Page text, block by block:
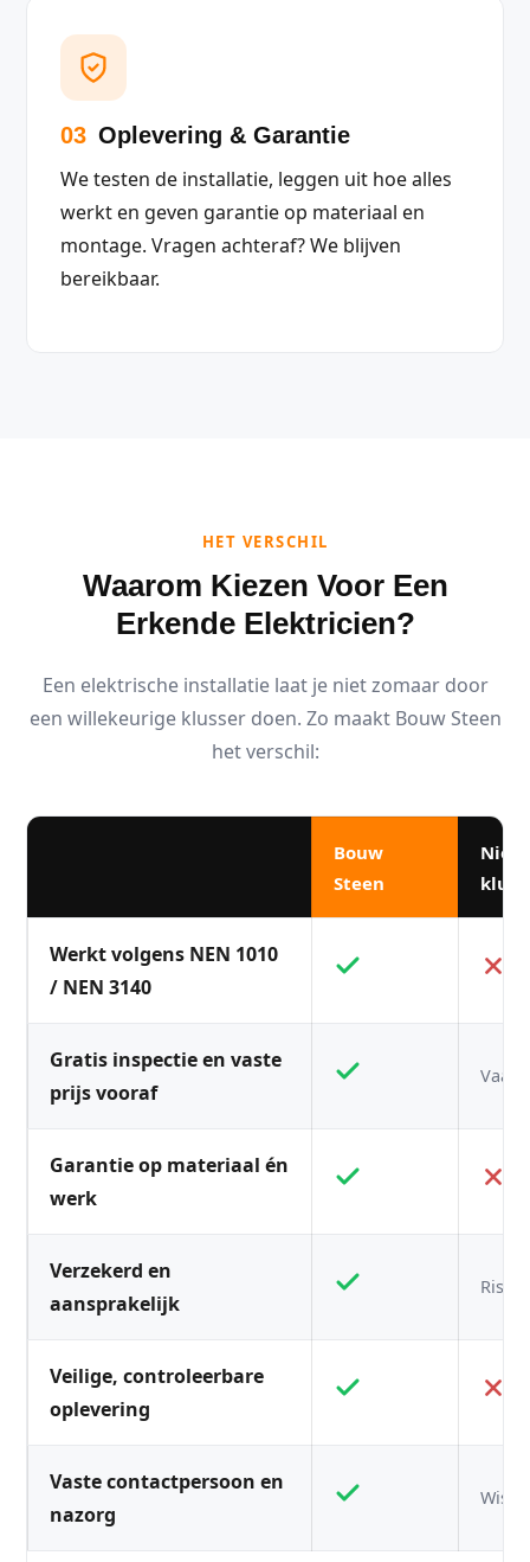
03 Oplevering & Garantie
We testen de installatie, leggen uit hoe alles
werkt en geven garantie op materiaal en
montage. Vragen achteraf? We blijven
bereikbaar.
HET VERSCHIL
Waarom Kiezen Voor Een
Erkende Elektricien?
Een elektrische installatie laat je niet zomaar door
een willekeurige klusser doen. Zo maakt Bouw Steen
het verschil:
Bouw
Steen
Niet-
Werkt volgens NEN 1010
/ NEN 3140
Gratis inspectie en vaste
prijs vooraf
Vaak
Garantie op materiaal én
werk
Verzekerd en
aansprakelijk
Veilige, controleerbare
oplevering
Vaste contactpersoon en
nazorg